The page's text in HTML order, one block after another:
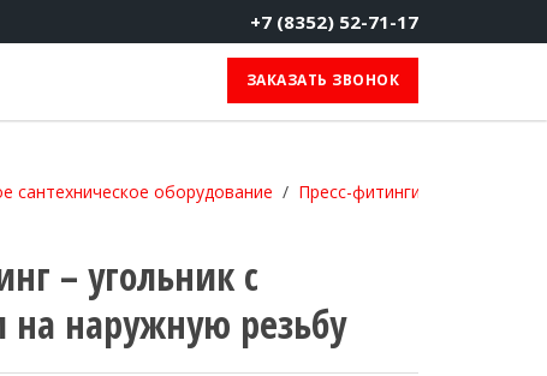
+7 (8352) 52-71-17
ЗАКАЗАТЬ ЗВОНОК
сантехническое оборудование Пресс-фитинги
– угольник с
на наружную резьбу